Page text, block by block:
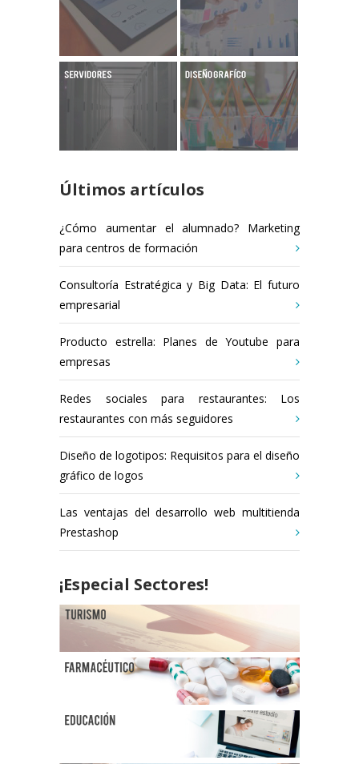
Últimos artículos
¿Cómo aumentar el alumnado? Marketing
para centros de formación
Consultoría Estratégica y Big Data: El futuro
empresarial
Producto estrella: Planes de Youtube para
empresas
Redes sociales para restaurantes: Los
restaurantes con más seguidores
Diseño de logotipos: Requisitos para el diseño
gráfico de logos
Las ventajas del desarrollo web multitienda
Prestashop
¡Especial Sectores!